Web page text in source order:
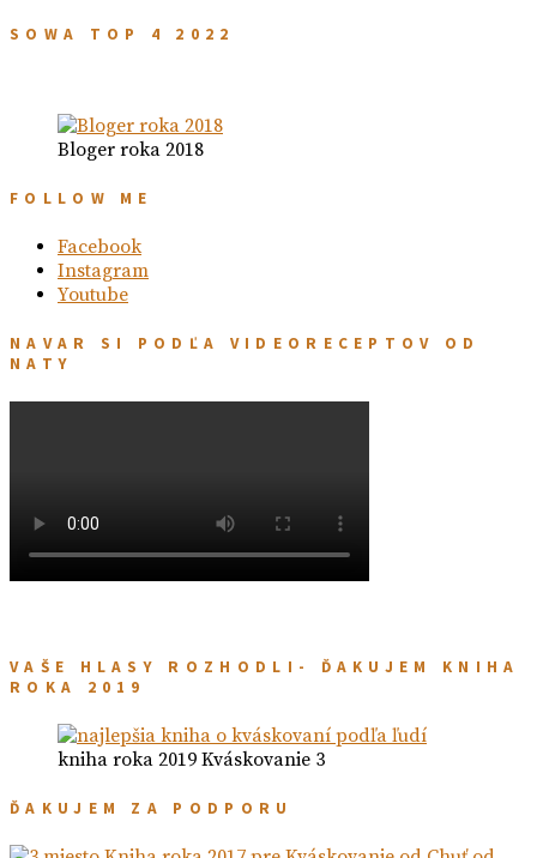
SOWA TOP 4 2022
Bloger roka 2018
FOLLOW ME
Facebook
Instagram
Youtube
NAVAR SI PODĽA VIDEORECEPTOV OD
NATY
VAŠE HLASY ROZHODLI- ĎAKUJEM KNIHA
ROKA 2019
kniha roka 2019 Kváskovanie 3
ĎAKUJEM ZA PODPORU